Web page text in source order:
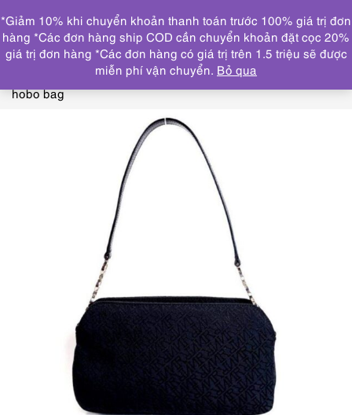
DANH MỤC
Trang chủ
THƯƠNG HIỆU NỔI
NINARICCI
6539-Túi xách tay/đeo vai-NINA RICCI
hobo bag
*Giảm 10% khi chuyển khoản thanh toán trước 100% giá trị đơn
hàng *Các đơn hàng ship COD cần chuyển khoản đặt cọc 20%
giá trị đơn hàng *Các đơn hàng có giá trị trên 1.5 triệu sẽ được
miễn phí vận chuyển. Bỏ qua